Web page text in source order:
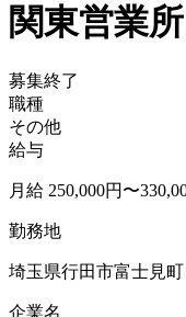
関東営業所
募集終了
職種
その他
給与
月給 250,000円〜
勤務地
埼玉県行田市富士見
企業名